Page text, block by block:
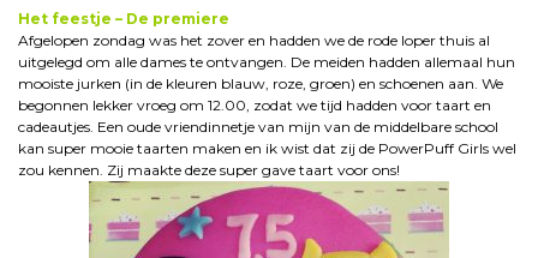
Het feestje – De premiere
Afgelopen zondag was het zover en hadden we de rode loper thuis al
uitgelegd om alle dames te ontvangen. De meiden hadden allemaal hun
mooiste jurken (in de kleuren blauw, roze, groen) en schoenen aan. We
begonnen lekker vroeg om 12.00, zodat we tijd hadden voor taart en
cadeautjes. Een oude vriendinnetje van mijn van de middelbare school
kan super mooie taarten maken en ik wist dat zij de PowerPuff Girls wel
zou kennen. Zij maakte deze super gave taart voor ons!